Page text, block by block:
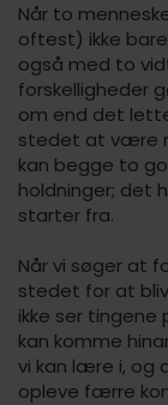
Når to
oftest) ikke
også med to
forskelligheder
om end det
stedet at være
kan begge to
holdninger; det
starter fra.
Når vi søger at
stedet for at
ikke ser tingene
kan komme
vi kan lære i, og
opleve færre